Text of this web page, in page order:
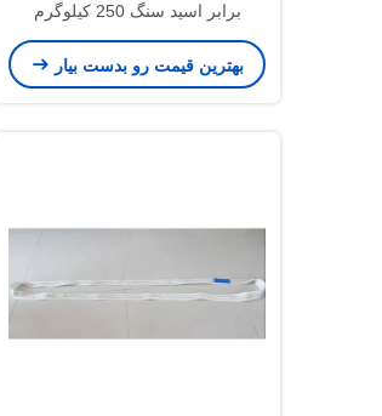
برابر اسید سنگ 250 کیلوگرم
بهترین قیمت رو بدست بیار